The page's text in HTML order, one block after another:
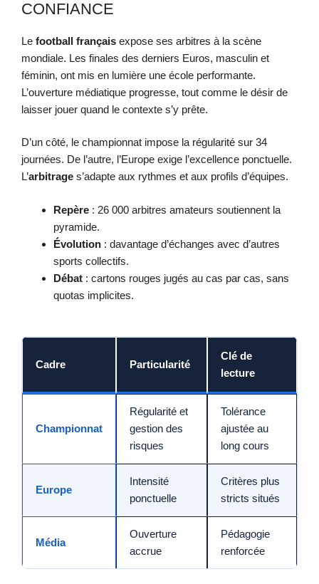
CONFIANCE
Le football français expose ses arbitres à la scène
mondiale. Les finales des derniers Euros, masculin et
féminin, ont mis en lumière une école performante.
L’ouverture médiatique progresse, tout comme le désir de
laisser jouer quand le contexte s’y prête.
D’un côté, le championnat impose la régularité sur 34
journées. De l’autre, l’Europe exige l’excellence ponctuelle.
L’arbitrage s’adapte aux rythmes et aux profils d’équipes.
Repère : 26 000 arbitres amateurs soutiennent la
pyramide.
Évolution : davantage d’échanges avec d’autres
sports collectifs.
Débat : cartons rouges jugés au cas par cas, sans
quotas implicites.
Cadre Particularité
Clé de
lecture
Championnat
Régularité et
gestion des
risques
Tolérance
ajustée au
long cours
Europe
Intensité
ponctuelle
Critères plus
stricts situés
Média
Ouverture
accrue
Pédagogie
renforcée